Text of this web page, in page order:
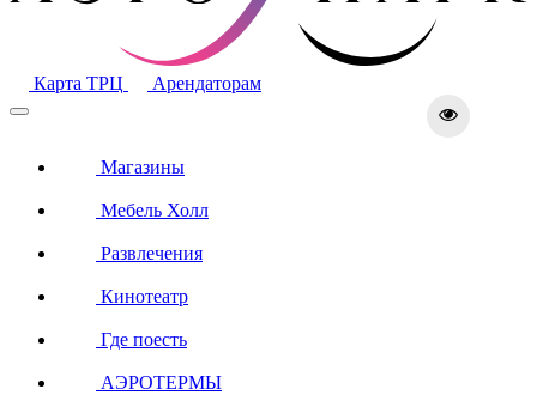
Карта ТРЦ Арендаторам
Магазины
Мебель Холл
Развлечения
Кинотеатр
Где поесть
АЭРОТЕРМЫ